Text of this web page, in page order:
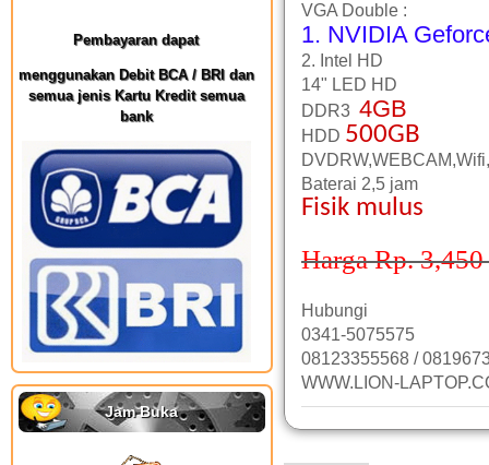
Pembayaran dapat
menggunakan Debit BCA / BRI dan
semua jenis Kartu Kredit semua
bank
Jam Buka
VGA Double :
1. NVIDIA
2. Intel HD
14" LED HD
DDR3 4GB
HDD 500GB
Baterai 2,5 jam
Fisik mulus
Harga Rp. 3,450
Hubungi
0341-5075575
08123355568 /
WWW.LION-